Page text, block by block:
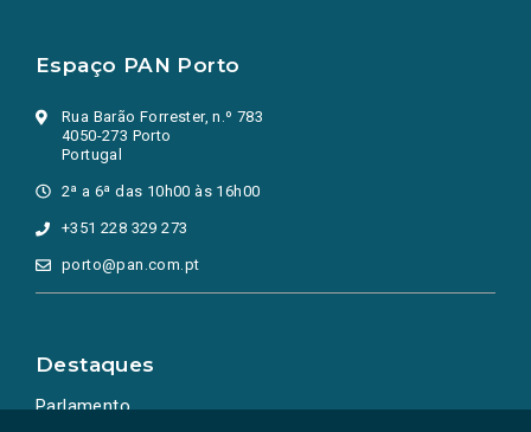
Espaço PAN Porto
Rua Barão Forrester, n.º 783
4050-273 Porto
Portugal
2ª a 6ª das 10h00 às 16h00
+351 228 329 273
porto@pan.com.pt
Destaques
Parlamento